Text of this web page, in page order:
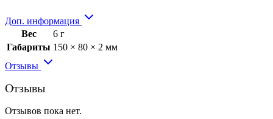
Доп. информация
Вес
6 г
Габариты 150 × 80 × 2 мм
Отзывы
Отзывы
Отзывов пока нет.